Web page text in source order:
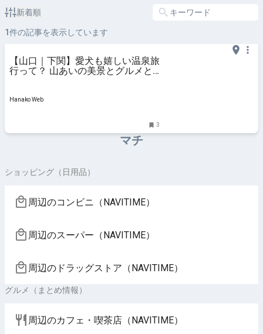
新着順
1件の記事を表示しています
【山口｜下関】愛犬も嬉しい温泉旅
行って？ 山あいの美景とグルメと
Hanako Web
3
マチ
ショッピング（日用品）
周辺のコンビニ（NAVITIME）
周辺のスーパー（NAVITIME）
周辺のドラッグストア（NAVITIME）
グルメ（まとめ情報）
周辺のカフェ・喫茶店（NAVITIME）